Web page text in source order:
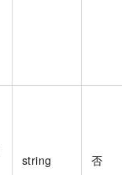
string 否